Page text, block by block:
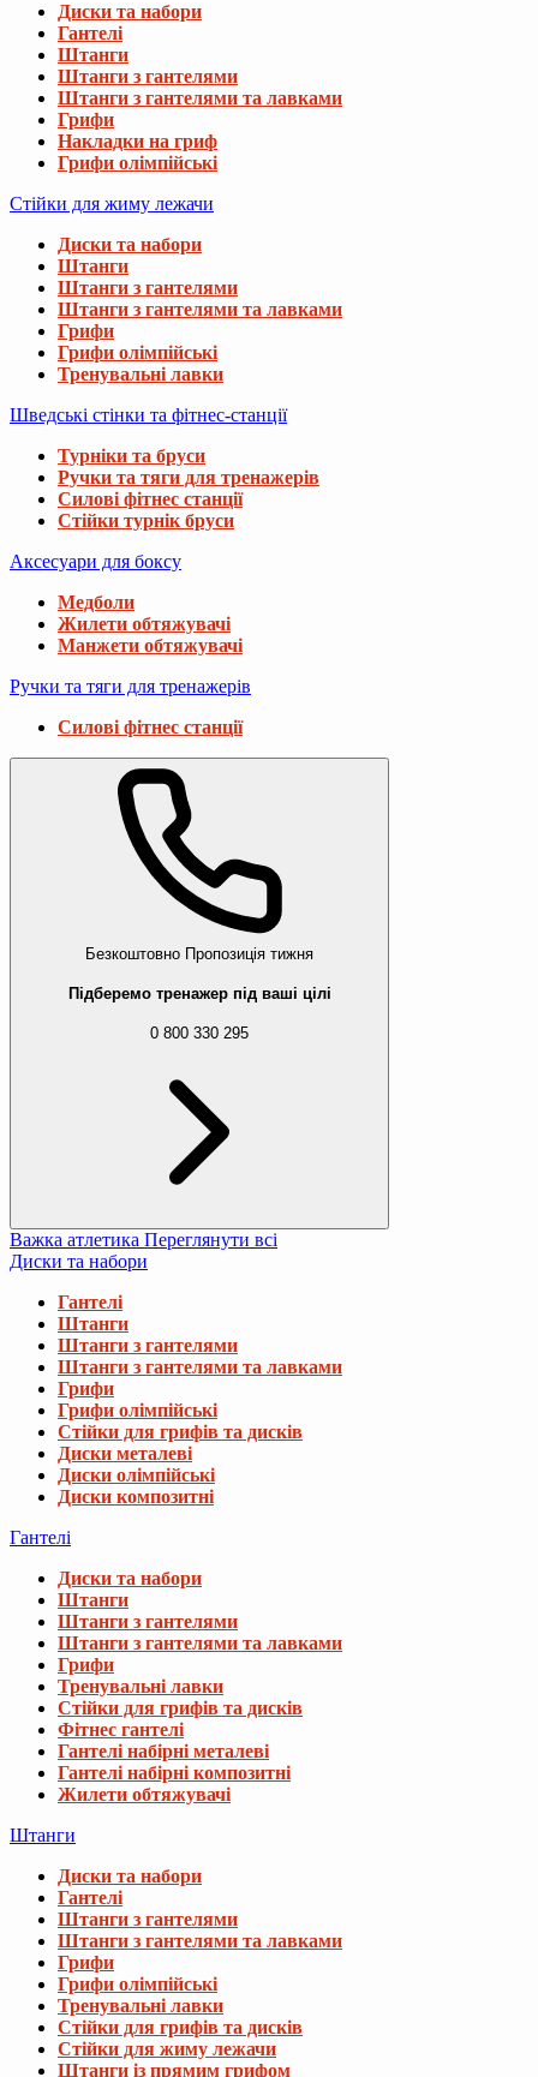
Диски та набори
Гантелі
Штанги
Штанги з гантелями
Штанги з гантелями та лавками
Грифи
Накладки на гриф
Грифи олімпійські
Стійки для жиму лежачи
Диски та набори
Штанги
Штанги з гантелями
Штанги з гантелями та лавками
Грифи
Грифи олімпійські
Тренувальні лавки
Шведські стінки та фітнес-станції
Турніки та бруси
Ручки та тяги для тренажерів
Силові фітнес станції
Стійки турнік бруси
Аксесуари для боксу
Медболи
Жилети обтяжувачі
Манжети обтяжувачі
Ручки та тяги для тренажерів
Силові фітнес станції
Безкоштовно Пропозиція тижня
Підберемо тренажер під ваші цілі
0 800 330 295
Важка атлетика Переглянути всі
Диски та набори
Гантелі
Штанги
Штанги з гантелями
Штанги з гантелями та лавками
Грифи
Грифи олімпійські
Стійки для грифів та дисків
Диски металеві
Диски олімпійські
Диски композитні
Гантелі
Диски та набори
Штанги
Штанги з гантелями
Штанги з гантелями та лавками
Грифи
Тренувальні лавки
Стійки для грифів та дисків
Фітнес гантелі
Гантелі набірні металеві
Гантелі набірні композитні
Жилети обтяжувачі
Штанги
Диски та набори
Гантелі
Штанги з гантелями
Штанги з гантелями та лавками
Грифи
Грифи олімпійські
Тренувальні лавки
Стійки для грифів та дисків
Стійки для жиму лежачи
Штанги із прямим грифом